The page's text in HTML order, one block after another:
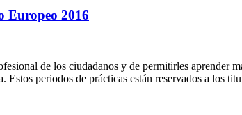
Europeo 2016
de los ciudadanos y de permitirles aprender
Estos periodos de prácticas están reservados a los